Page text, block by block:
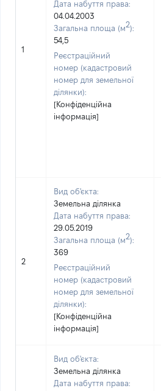
1
Дата набуття права:
04.04.2003
Загальна площа (м2):
54,5
Реєстраційний
номер (кадастровий
номер для земельної
ділянки):
[Конфіденційна
інформація]
2
Вид об'єкта:
Земельна ділянка
Дата набуття права:
29.05.2019
Загальна площа (м2):
369
Реєстраційний
номер (кадастровий
номер для земельної
ділянки):
[Конфіденційна
інформація]
Вид об'єкта:
Земельна ділянка
Дата набуття права: